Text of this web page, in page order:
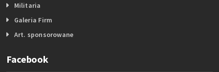
Militaria
Galeria Firm
Art. sponsorowane
Facebook